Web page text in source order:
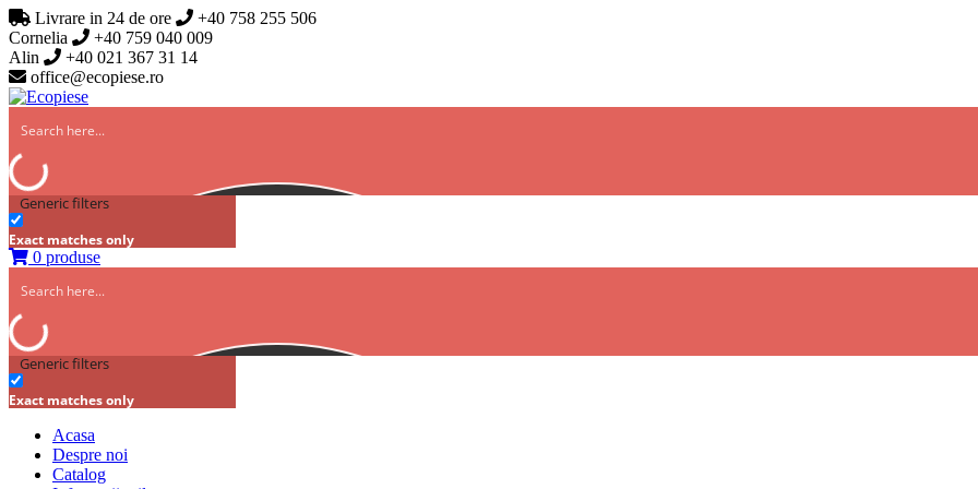
Livrare in 24 de ore
+40 758 255 506
Cornelia
+40 759 040 009
Alin
+40 021 367 31 14
office@ecopiese.ro
Generic filters
Exact matches only
0 produse
Generic filters
Exact matches only
Acasa
Despre noi
Catalog